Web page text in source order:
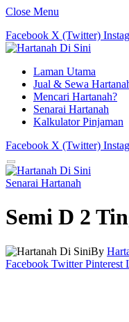
Close Menu
Facebook X (Twitter)
Laman Utama
Jual & Sewa
Mencari Hartanah?
Senarai Hartanah
Kalkulator Pinjaman
Facebook X (Twitter)
Senarai Hartanah
Semi D 2
By
Facebook Twitter Pinterest